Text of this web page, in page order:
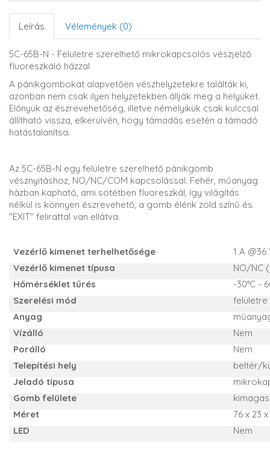
Leírás Vélemények (0)
5C-65B-N - Felületre szerelhető mikrokapcsolós vészjelző
fluoreszkáló házzal
A pánikgombokat alapvetően vészhelyzetekre találták ki,
azonban nem csak ilyen helyzetekben állják meg a helyüket.
Előnyük az észrevehetőség, illetve némelyikük csak kulccsal
állítható vissza, elkerülvén, hogy támadás esetén a támadó
hatástalanítsa.
Az 5C-65B-N egy felületre szerelhető pánikgomb
vésznyitáshoz, NO/NC/COM kapcsolással. Fehér, műanyag
házban kapható, ami sötétben fluoreszkál, így világítás
nélkül is könnyen észrevehető, a gomb élénk zöld színű és
"EXIT" felirattal van ellátva.
Vezérlő kimenet terhelhetősége
1 A @36
Vezérlő kimenet típusa
NO/NC
Hőmérséklet tűrés
-30°C -
Szerelési mód
felületre
Anyag
Vízálló
Nem
Porálló
Nem
Telepítési hely
beltér/
Jeladó típusa
Gomb felülete
Méret
76 x 23
LED
Nem